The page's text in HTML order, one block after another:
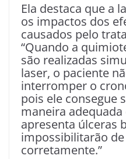
Ela destaca que a
os impactos dos
causados pelo
“Quando a
são realizadas
laser, o paciente
interromper o
pois ele consegue
maneira
apresenta úlceras
impossibilitarão
corretamente.”